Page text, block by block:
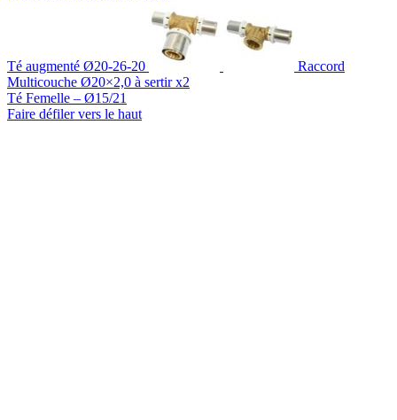
Té augmenté Ø20-26-20
Raccord
Multicouche Ø20×2,0 à sertir x2
Té Femelle – Ø15/21
Faire défiler vers le haut